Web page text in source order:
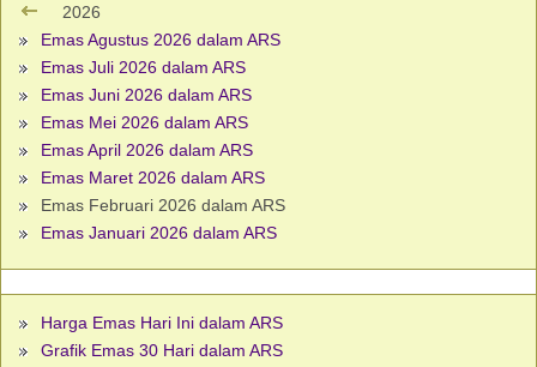
2026
Emas Agustus 2026 dalam ARS
Emas Juli 2026 dalam ARS
Emas Juni 2026 dalam ARS
Emas Mei 2026 dalam ARS
Emas April 2026 dalam ARS
Emas Maret 2026 dalam ARS
Emas Februari 2026 dalam ARS
Emas Januari 2026 dalam ARS
Harga Emas Hari Ini dalam ARS
Grafik Emas 30 Hari dalam ARS